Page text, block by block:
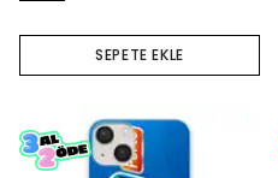
SEPETE EKLE